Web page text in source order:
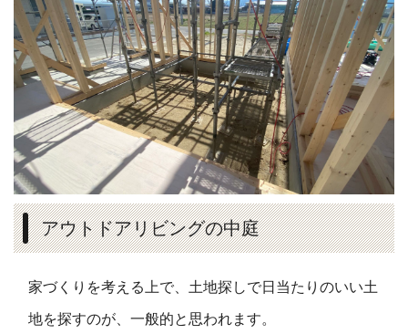
アウトドアリビングの中庭
家づくりを考える上で、土地探しで日当たりのいい土
地を探すのが、一般的と思われます。